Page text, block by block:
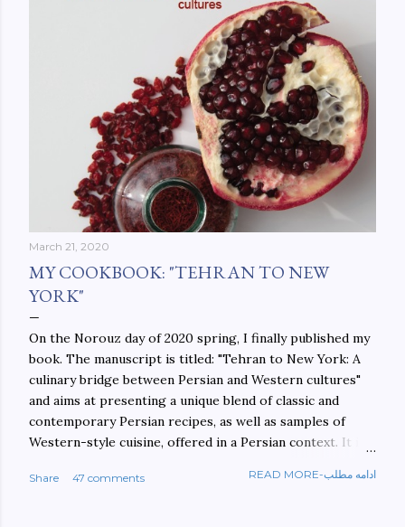
March 21, 2020
MY COOKBOOK: "TEHRAN TO NEW
YORK"
On the Norouz day of 2020 spring, I finally published my
book. The manuscript is titled: "Tehran to New York: A
culinary bridge between Persian and Western cultures"
and aims at presenting a unique blend of classic and
contemporary Persian recipes, as well as samples of
Western-style cuisine, offered in a Persian context. It is
walls. This book aims at constructing a bridge between
Share 47 comments READ MORE-ادامه مطلب